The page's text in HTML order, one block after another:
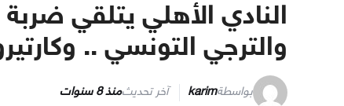
النادي الأهلي يتلقي
والترجي التونسي ..
بواسطةkarim آخر تحديثمنذ 8 سنوات